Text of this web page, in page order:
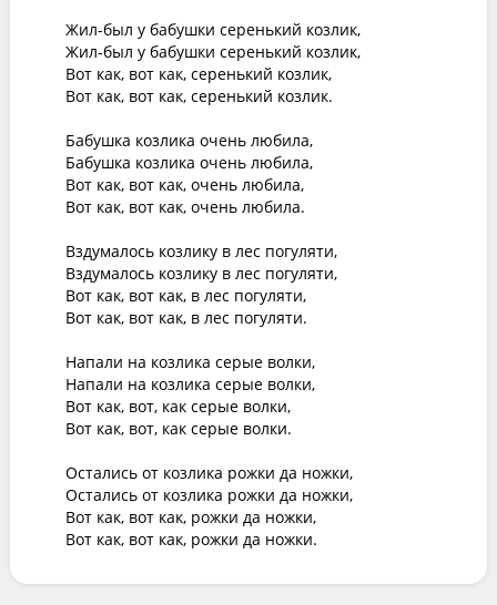
Жил-был у бабушки серенький козлик,
Жил-был у бабушки серенький козлик,
Вот как, вот как, серенький козлик,
Вот как, вот как, серенький козлик.
Бабушка козлика очень любила,
Бабушка козлика очень любила,
Вот как, вот как, очень любила,
Вот как, вот как, очень любила.
Вздумалось козлику в лес погуляти,
Вздумалось козлику в лес погуляти,
Вот как, вот как, в лес погуляти,
Вот как, вот как, в лес погуляти.
Напали на козлика серые волки,
Напали на козлика серые волки,
Вот как, вот, как серые волки,
Вот как, вот, как серые волки.
Остались от козлика рожки да ножки,
Остались от козлика рожки да ножки,
Вот как, вот как, рожки да ножки,
Вот как, вот как, рожки да ножки.